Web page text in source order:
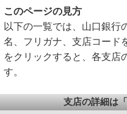
このページの見方
以下の一覧では、山口銀行
名、フリガナ、支店コード
をクリックすると、各支店
す。
支店の詳細は